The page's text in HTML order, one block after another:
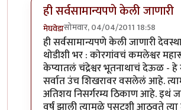
ही सर्वसामान्यपणे केली जाणारी
मेघवेडासोमवार, 04/04/2011 18:58
In reply toगोव्यातील मंदीरे
ही सर्वसामान्यपणे केली जाणारी
थोडीशी भर : कोरगांवचं कमलेश्वर
केप्यातलं चंद्रेश्वर भूतनाथाचं देऊळ - हे
सर्वात उंच शिखरावर वसलेलं आहे.
अतिशय निसर्गरम्य ठिकाण आहे. इथं